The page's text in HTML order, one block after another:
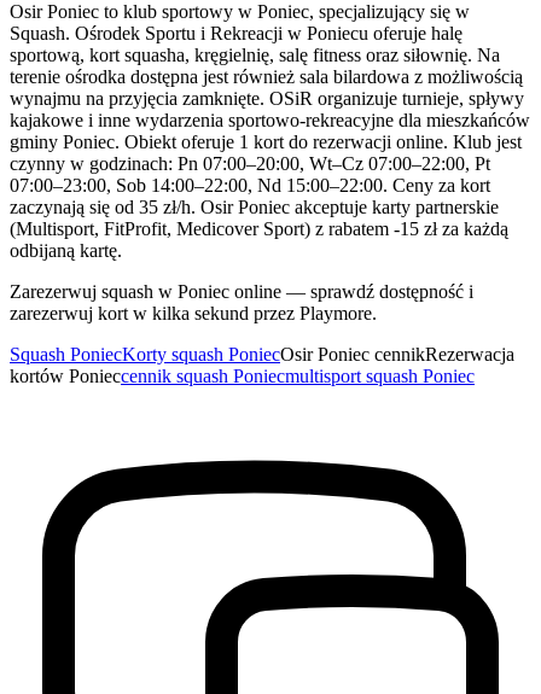
Osir Poniec to klub sportowy w Poniec, specjalizujący się w
Squash. Ośrodek Sportu i Rekreacji w Poniecu oferuje halę
sportową, kort squasha, kręgielnię, salę fitness oraz siłownię. Na
terenie ośrodka dostępna jest również sala bilardowa z możliwością
wynajmu na przyjęcia zamknięte. OSiR organizuje turnieje, spływy
kajakowe i inne wydarzenia sportowo-rekreacyjne dla mieszkańców
gminy Poniec. Obiekt oferuje 1 kort do rezerwacji online. Klub jest
czynny w godzinach: Pn 07:00–20:00, Wt–Cz 07:00–22:00, Pt
07:00–23:00, Sob 14:00–22:00, Nd 15:00–22:00. Ceny za kort
zaczynają się od 35 zł/h. Osir Poniec akceptuje karty partnerskie
(Multisport, FitProfit, Medicover Sport) z rabatem -15 zł za każdą
odbijaną kartę.
Zarezerwuj squash w Poniec online — sprawdź dostępność i
zarezerwuj kort w kilka sekund przez Playmore.
Squash PoniecKorty squash PoniecOsir Poniec cennikRezerwacja
kortów Ponieccennik squash Poniecmultisport squash Poniec